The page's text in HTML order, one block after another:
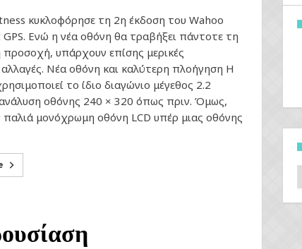
κυκλοφόρησε τη 2η έκδοση του Wahoo
Ενώ η νέα οθόνη θα τραβήξει πάντοτε τη
προσοχή, υπάρχουν επίσης μερικές
αλλαγές. Νέα οθόνη και καλύτερη πλοήγηση Η
το ίδιο διαγώνιο μέγεθος 2.2
οθόνης 240 × 320 όπως πριν. Όμως,
παλιά μονόχρωμη οθόνη LCD υπέρ μιας οθόνης